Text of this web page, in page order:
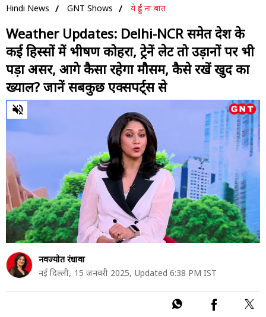
Hindi News GNT Shows ये हुई ना बात
Weather Updates: Delhi-NCR समेत देश के
कई हिस्सों में भीषण कोहरा, ट्रेनें लेट तो उड़ानों पर भी
पड़ा असर, आगे कैसा रहेगा मौसम, कैसे रखें खुद का
ख्याल? जानें सबकुछ एक्सपर्ट्स से
0
of
minutes,
seconds
नवज्योत रंधावा
नई दिल्ली, 15 जनवरी 2025, Updated 6:38 PM IST